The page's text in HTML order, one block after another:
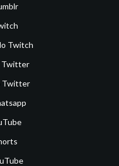
Twitch
Twitter
Twitter